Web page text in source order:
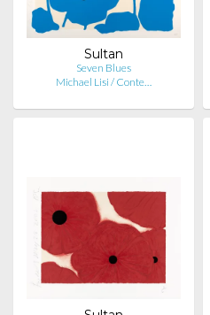
Sultan
Seven Blues
Michael Lisi / Conte…